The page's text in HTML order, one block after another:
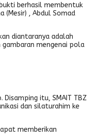
berhasil membentuk
(Mesir) , Abdul Somad
diantaranya adalah
mengenai pola
itu, SMAIT TBZ
dan silaturahim ke
memberikan